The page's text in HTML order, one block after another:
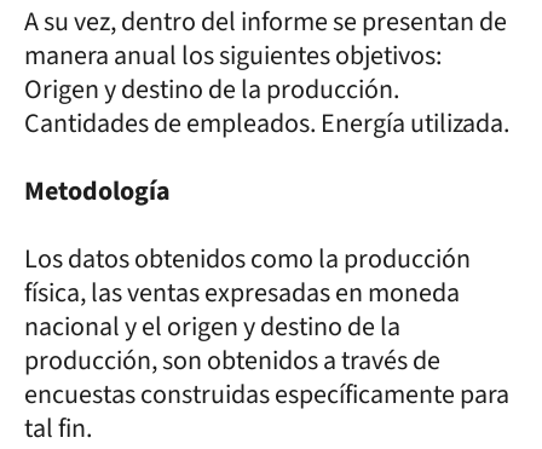
A su vez, dentro del informe se presentan de
manera anual los siguientes objetivos:
Origen y destino de la producción.
Cantidades de empleados. Energía utilizada.
Metodología
Los datos obtenidos como la producción
física, las ventas expresadas en moneda
nacional y el origen y destino de la
producción, son obtenidos a través de
encuestas construidas específicamente para
tal fin.